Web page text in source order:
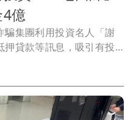
億
騙集團利用投資名人「謝
貸款等訊息，吸引有投
LINE帳號，詐團甚至聯
設定房屋抵押，至少85
元；刑事局今年數度發動
團等20多人送辦。